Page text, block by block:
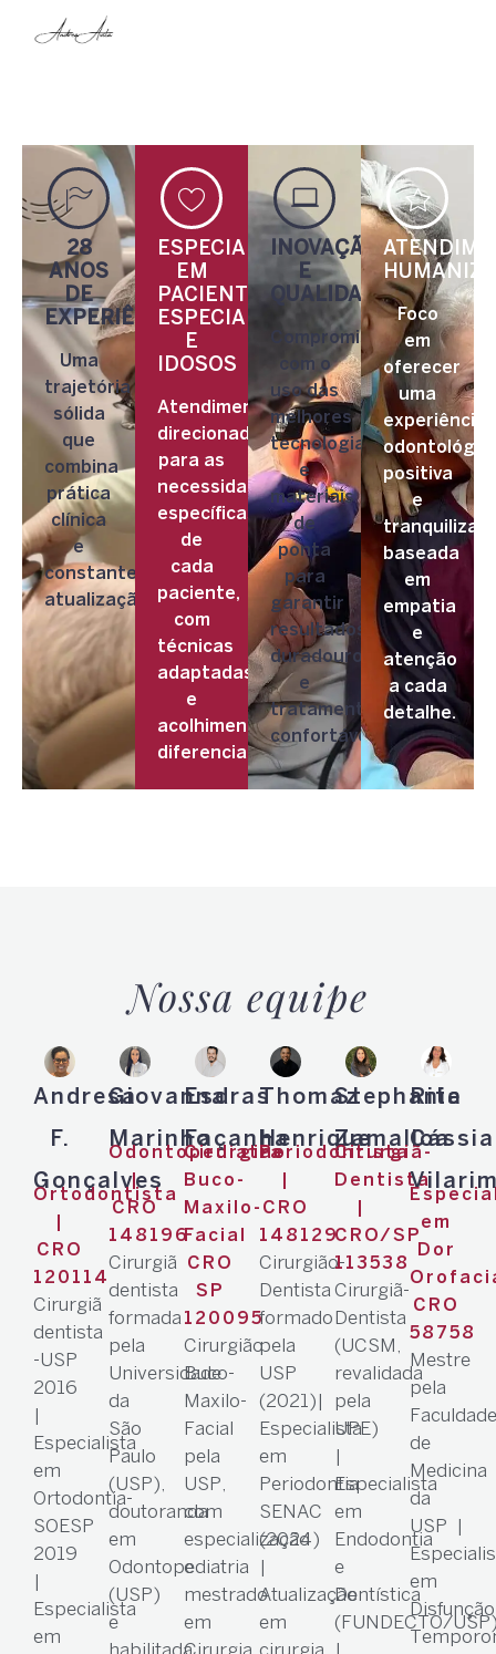
28
ANOS
DE
EXPERIÊNCIA
Uma
trajetória
sólida
que
combina
prática
clínica
e
constante
atualização.
ESPECIALIZAÇÃO
EM
PACIENTES
ESPECIAIS
E
IDOSOS
Atendimento
direcionado
para as
necessidades
específicas
de
cada
paciente,
com
técnicas
adaptadas
e
acolhimento
diferenciado.
INOVAÇÃO
E
QUALIDADE
Compromisso
com o
uso das
melhores
tecnologias
e
materiais
de
ponta
para
garantir
resultados
duradouros
e
tratamentos
confortáveis.
Foco
em
oferecer
uma
experiência
positiva
e
baseada
em
empatia
e
atenção
a cada
detalhe.
Nossa equipe
Andresa
F.
Gonçalves
Ortodontista
CRO
120114
Cirurgiã
dentista
-USP
2016
Especialista
em
Ortodontia-
SOESP
2019
Especialista
em
Giovanna
Marinho
Odontopediatra
|
CRO
148196
Cirurgiã
dentista
formada
pela
Universidade
da
São
Paulo
(USP),
doutoranda
em
Odontopediatria
(USP)
e
Esdras
Façanha
Cirurgião
Buco-
Maxilo-
Facial
CRO
SP
120095
Cirurgião
Buco-
Maxilo-
Facial
pela
USP,
com
especialização
e
mestrado
em
Thomaz
Henrique
Periodontista
CRO
148129
Cirurgião-
Dentista
formado
pela
USP
(2021)|
Especialista
em
Periodontia
SENAC
(2024)
Atualização
em
Stephanie
Zamalloa
Cirurgiã-
Dentista
CRO/SP
113538
Cirurgiã-
Dentista
(UCSM,
revalidada
pela
UPE)
Especialista
em
Endodontia
e
Dentística
(FUNDECTO/
Rita
Cássia
em
Dor
CRO
58758
Mestre
pela
Faculdade
de
Medicina
da
USP |
em
Disfunção